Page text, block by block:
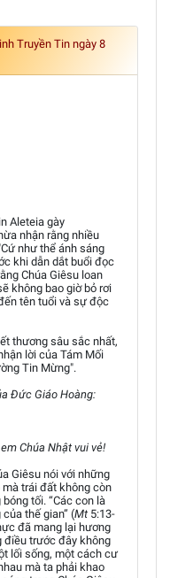
Truyền Tin ngày 8
Aleteia gày
nhận rằng nhiều
như thể ánh sáng
khi dẫn dắt buổi đọc
Chúa Giêsu loan
không bao giờ bỏ rơi
tên tuổi và sự độc
thương sâu sắc nhất,
lời của Tám Mối
Tin Mừng".
Đức Giáo Hoàng:
Chúa Nhật vui vẻ!
Giêsu nói với những
trái đất không còn
tối. “Các con là
thế gian” (Mt 5:13-
đã mang lại hương
điều trước đây không
lối sống, một cách cư
mà ta phải khao